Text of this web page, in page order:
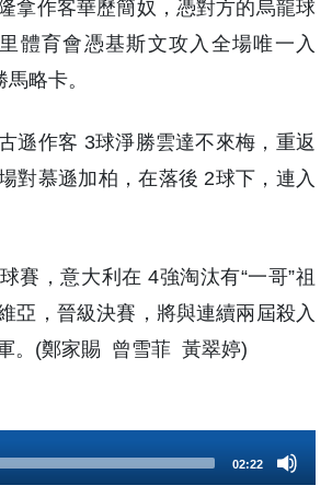
拿作客華歷簡奴，憑對方的烏龍球
體育會憑基斯文攻入全場唯一入
略卡。
遜作客 3球淨勝雲達不來梅，重返
對慕遜加柏，在落後 2球下，連入
賽，意大利在 4強淘汰有“一哥”祖
亞，晉級決賽，將與連續兩屆殺入
。(鄭家賜 曾雪菲 黃翠婷)
02:22